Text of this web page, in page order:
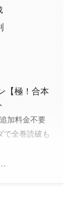
【極！合本
加料金不要
で全巻読破も